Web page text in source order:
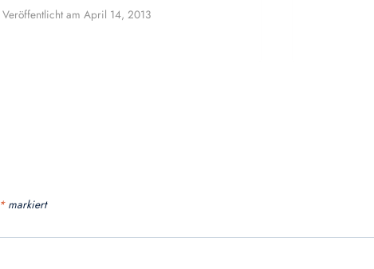
Veröffentlicht am April 14, 2013
*markiert